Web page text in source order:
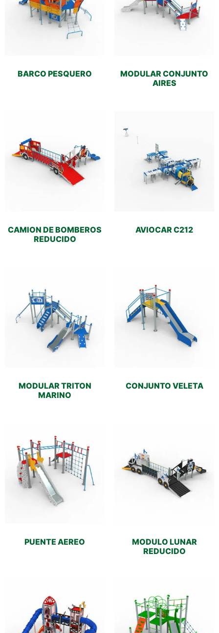
BARCO PESQUERO
MODULAR CONJUNTO
AIRES
CAMION DE BOMBEROS
REDUCIDO
AVIOCAR C212
MODULAR TRITON
MARINO
CONJUNTO VELETA
PUENTE AEREO
MODULO LUNAR
REDUCIDO